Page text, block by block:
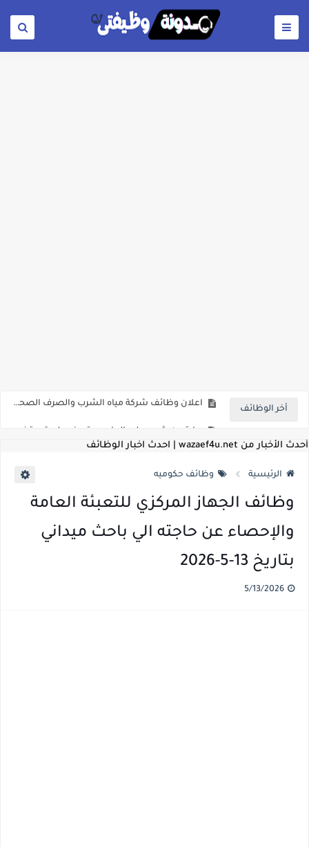
أخر الوظائف بداية من شهر يوليو الجاري .. تعرف علي قيمة زيادة المرتبات والحد الادني للأجور لجميع الدرجات بعد النشر بالجريدة الرسمية
اعلان وظائف وزارة التعليم العالي " جامعة سمنود " للمؤهلات العليا والمتوسطة والدبلومات والعمال والفنيين والتقديم حتي 9 يوليو 2026
أحدث الأخبار من wazaef4u.net | احدث اخبار الوظائف
الرئيسية وظائف حكوميه
وظائف الجهاز المركزي للتعبئة العامة
والإحصاء عن حاجته الي باحث ميداني
بتاريخ 13-5-2026